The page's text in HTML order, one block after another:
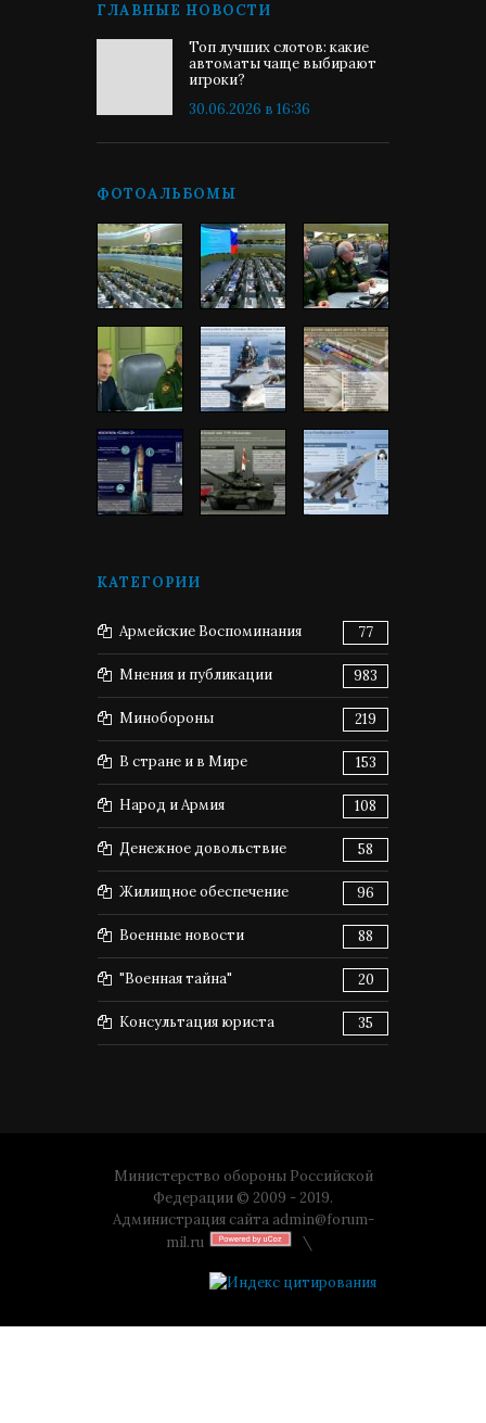
ГЛАВНЫЕ НОВОСТИ
Топ лучших слотов: какие
автоматы чаще выбирают
игроки?
30.06.2026 в 16:36
ФОТОАЛЬБОМЫ
КАТЕГОРИИ
Армейские Воспоминания 77
Мнения и публикации 983
Минобороны 219
В стране и в Мире 153
Народ и Армия 108
Денежное довольствие 58
Жилищное обеспечение 96
Военные новости 88
"Военная тайна" 20
Консультация юриста 35
Министерство обороны Российской
Федерации © 2009 - 2019.
Администрация сайта admin@forum-
mil.ru